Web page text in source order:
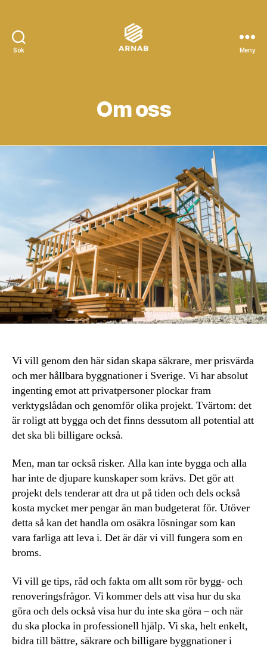
Sök Meny
Om oss
Vi vill genom den här sidan skapa säkrare, mer prisvärda
och mer hållbara byggnationer i Sverige. Vi har absolut
ingenting emot att privatpersoner plockar fram
verktygslådan och genomför olika projekt. Tvärtom: det
är roligt att bygga och det finns dessutom all potential att
det ska bli billigare också.
Men, man tar också risker. Alla kan inte bygga och alla
har inte de djupare kunskaper som krävs. Det gör att
projekt dels tenderar att dra ut på tiden och dels också
kosta mycket mer pengar än man budgeterat för. Utöver
detta så kan det handla om osäkra lösningar som kan
vara farliga att leva i. Det är där vi vill fungera som en
broms.
Vi vill ge tips, råd och fakta om allt som rör bygg- och
renoveringsfrågor. Vi kommer dels att visa hur du ska
göra och dels också visa hur du inte ska göra – och när
du ska plocka in professionell hjälp. Vi ska, helt enkelt,
bidra till bättre, säkrare och billigare byggnationer i